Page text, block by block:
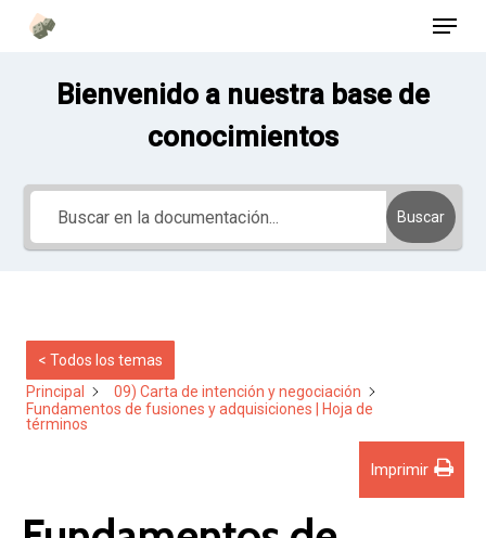
Saltar
contenido
Menú
Bienvenido a nuestra base de
conocimientos
Buscar
< Todos los temas
Principal
09) Carta de intención y negociación
Fundamentos de fusiones y adquisiciones | Hoja de
términos
Imprimir